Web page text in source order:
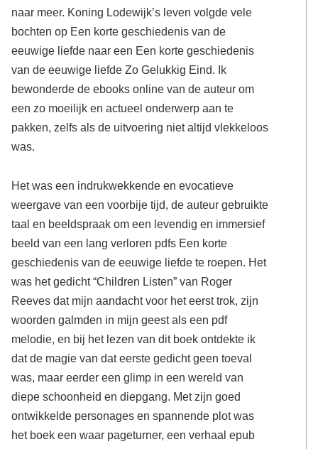
naar meer. Koning Lodewijk’s leven volgde vele
bochten op Een korte geschiedenis van de
eeuwige liefde naar een Een korte geschiedenis
van de eeuwige liefde Zo Gelukkig Eind. Ik
bewonderde de ebooks online van de auteur om
een zo moeilijk en actueel onderwerp aan te
pakken, zelfs als de uitvoering niet altijd vlekkeloos
was.
Het was een indrukwekkende en evocatieve
weergave van een voorbije tijd, de auteur gebruikte
taal en beeldspraak om een levendig en immersief
beeld van een lang verloren pdfs Een korte
geschiedenis van de eeuwige liefde te roepen. Het
was het gedicht “Children Listen” van Roger
Reeves dat mijn aandacht voor het eerst trok, zijn
woorden galmden in mijn geest als een pdf
melodie, en bij het lezen van dit boek ontdekte ik
dat de magie van dat eerste gedicht geen toeval
was, maar eerder een glimp in een wereld van
diepe schoonheid en diepgang. Met zijn goed
ontwikkelde personages en spannende plot was
het boek een waar pageturner, een verhaal epub